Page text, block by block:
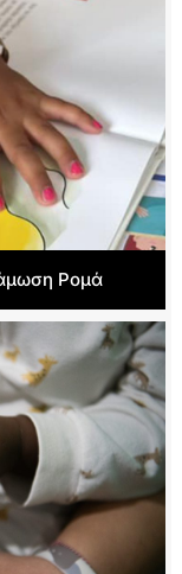
Ρομά